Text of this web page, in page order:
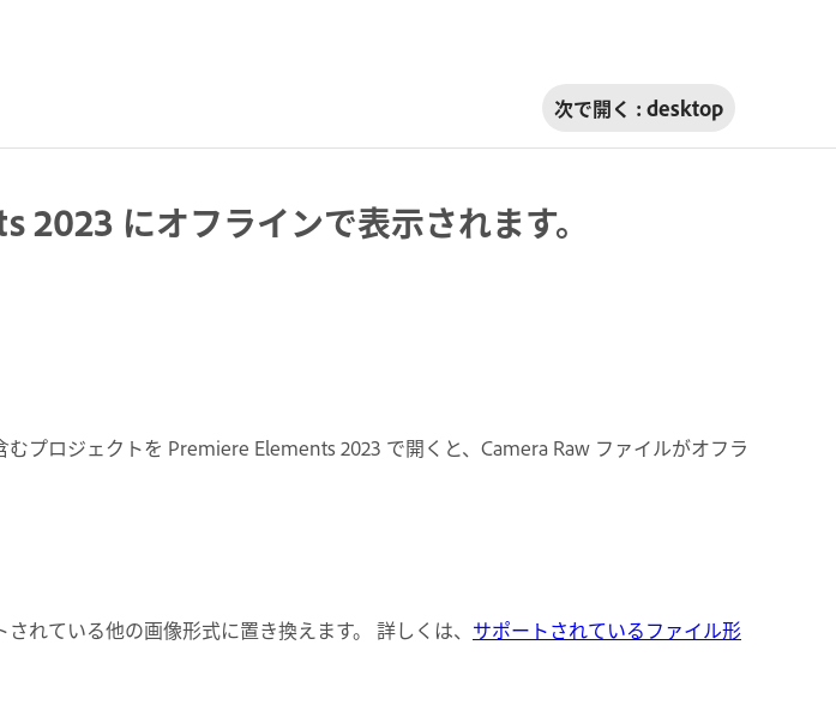
次で開く : desktop
にオフラインで表示されます。
プロジェクトを Premiere Elements 2023 で開くと、Camera Raw ファイルがオフラ
れている他の画像形式に置き換えます。 詳しくは、 サポートされているファイル形